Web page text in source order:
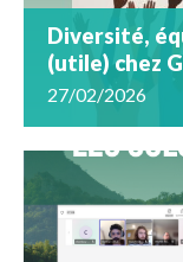
Diversité,
(utile) chez
27/02/2026